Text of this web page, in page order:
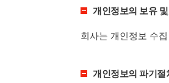
개인정보의 보유
회사는 개인정보 수
개인정보의 파기절